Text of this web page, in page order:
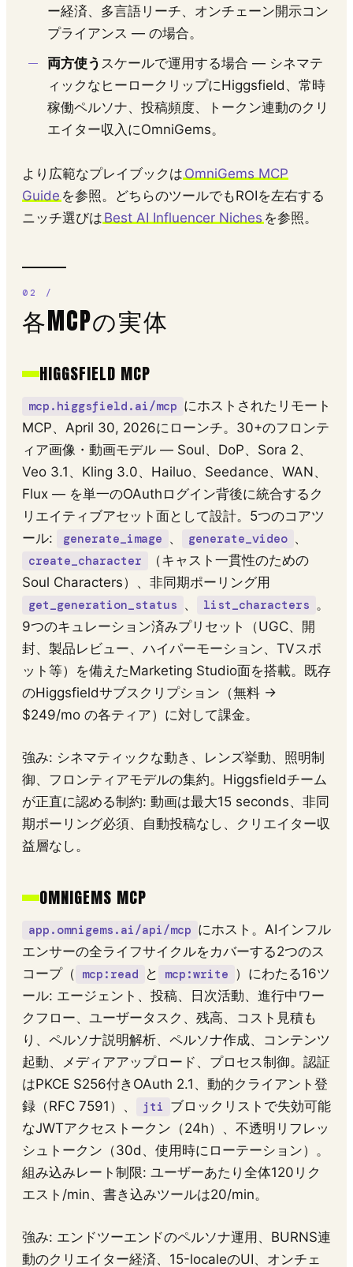
ー経済、多言語リーチ、オンチェーン開示コン
プライアンス — の場合。
両方使う スケールで運用する場合 — シネマテ
ィックなヒーロークリップにHiggsfield、常時
稼働ペルソナ、投稿頻度、トークン連動のクリ
エイター収入にOmniGems。
より広範なプレイブックはOmniGems MCP
Guide を参照。どちらのツールでもROIを左右する
ニッチ選びはBest AI Influencer Niches を参照。
各MCPの実体
HIGGSFIELD MCP
mcp.higgsfield.ai/mcp にホストされたリモート
MCP、April 30, 2026にローンチ。30+のフロンテ
ィア画像・動画モデル — Soul、DoP、Sora 2、
Veo 3.1、Kling 3.0、Hailuo、Seedance、WAN、
Flux — を単一のOAuthログイン背後に統合するク
リエイティブアセット面として設計。5つのコアツ
ール:
generate_image 、 generate_video 、
create_character
（キャスト一貫性のための
Soul Characters）、非同期ポーリング用
get_generation_status 、 list_characters 。
9つのキュレーション済みプリセット（UGC、開
封、製品レビュー、ハイパーモーション、TVスポ
ット等）を備えたMarketing Studio面を搭載。既存
のHiggsfieldサブスクリプション（無料 →
$249/mo の各ティア）に対して課金。
強み: シネマティックな動き、レンズ挙動、照明制
御、フロンティアモデルの集約。Higgsfieldチーム
が正直に認める制約: 動画は最大15 seconds、非同
期ポーリング必須、自動投稿なし、クリエイター収
益層なし。
OMNIGEMS MCP
app.omnigems.ai/api/mcp にホスト。AIインフル
エンサーの全ライフサイクルをカバーする2つのス
コープ（ mcp:read と mcp:write ）にわたる16ツ
ール: エージェント、投稿、日次活動、進行中ワー
クフロー、ユーザータスク、残高、コスト見積も
り、ペルソナ説明解析、ペルソナ作成、コンテンツ
起動、メディアアップロード、プロセス制御。認証
はPKCE S256付きOAuth 2.1、動的クライアント登
録（RFC 7591）、
jti ブロックリストで失効可能
なJWTアクセストークン（24h）、不透明リフレッ
シュトークン（30d、使用時にローテーション）。
組み込みレート制限: ユーザーあたり全体120リク
エスト/min、書き込みツールは20/min。
強み: エンドツーエンドのペルソナ運用、BURNS連
動のクリエイター経済、15-localeのUI、オンチェ